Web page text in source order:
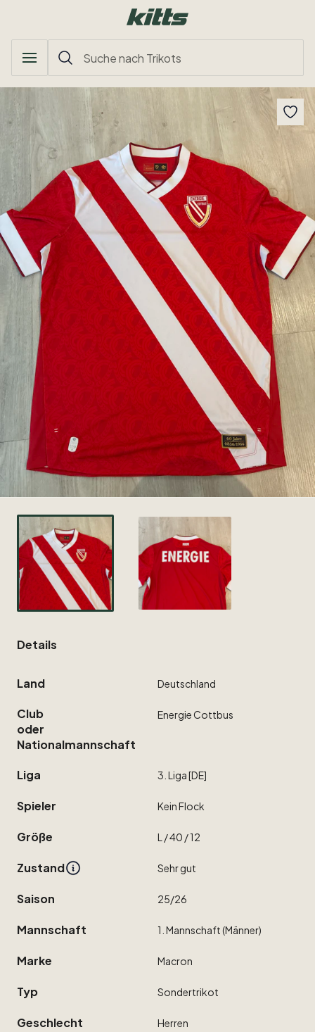
Details
Land Deutschland
Club
oder
Nationalmannschaft
EnergieCottbus
Liga 3. Liga[DE]
Spieler KeinFlock
Größe L ​/​40 ​/​12
Zustand Sehrgut
Saison 25​/​26
Mannschaft 1. Mannschaft(Männer)
Marke Macron
Typ Sondertrikot
Geschlecht Herren